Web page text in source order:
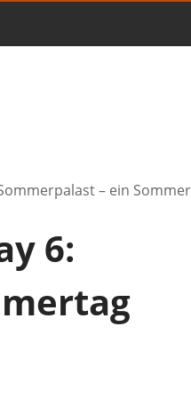
– ein
6: